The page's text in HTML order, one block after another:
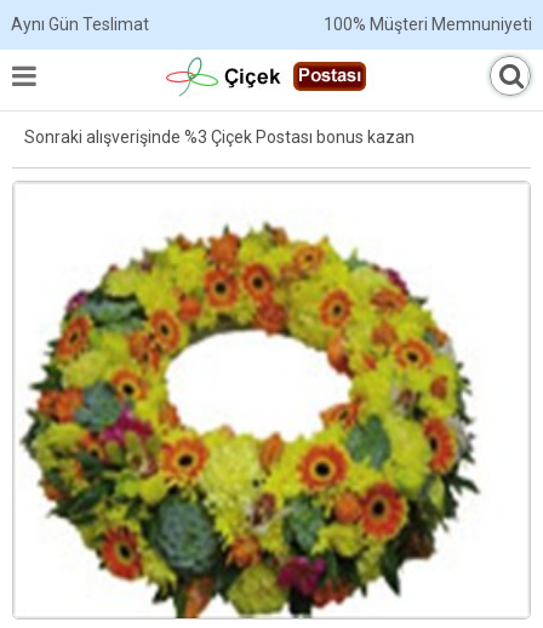
Aynı Gün Teslimat 100% Müşteri Memnuniyeti
Sonraki alışverişinde %3 Çiçek Postası bonus kazan